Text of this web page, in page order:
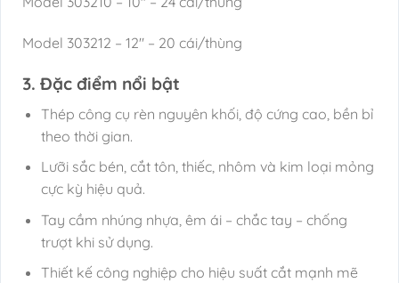
Model 303212 – 12″ – 20 cái/thùng
3. Đặc điểm nổi bật
Thép công cụ rèn nguyên khối, độ cứng cao, bền bỉ
theo thời gian.
Lưỡi sắc bén, cắt tôn, thiếc, nhôm và kim loại mỏng
cực kỳ hiệu quả.
Tay cầm nhúng nhựa, êm ái – chắc tay – chống
trượt khi sử dụng.
Thiết kế công nghiệp cho hiệu suất cắt mạnh mẽ